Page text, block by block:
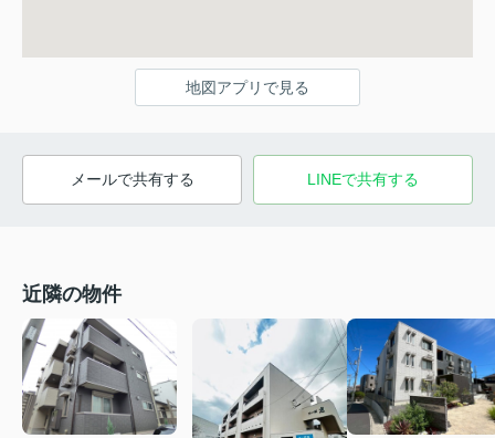
地図アプリで見る
メールで共有する LINEで共有する
近隣の物件